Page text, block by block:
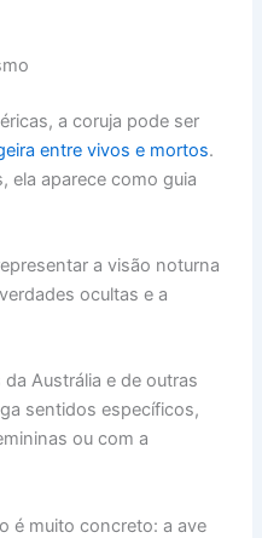
a coruja pode ser
entre vivos e mortos.
ela aparece como guia
a visão noturna
ocultas e a
Austrália e de outras
sentidos específicos,
ou com a
é muito concreto: a ave